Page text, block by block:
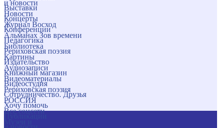
и новости
Новости
Журнал Восход
Альманах Зов времени
Библиотека
Картины
Аудиозаписи
Видеоматериалы
Рериховская поэзия
РОССИЯ
Все соцсети
Выставки
Концерты
Конференции
Педагогика
Рериховская поэзия
Издательство
Книжный магазин
Видеостудия
Сотрудничество. Друзья
Хочу помочь